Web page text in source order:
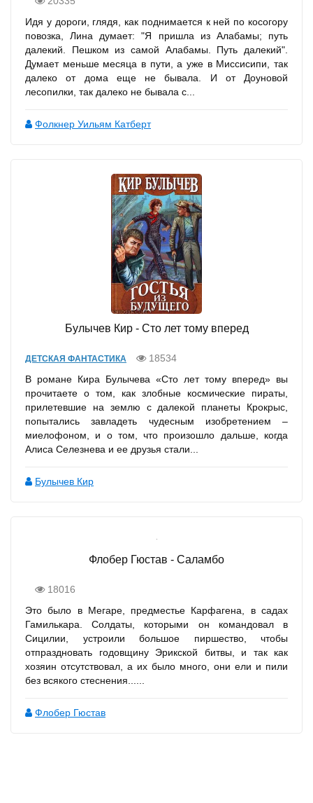
Идя у дороги, глядя, как поднимается к ней по косогору
повозка, Лина думает: "Я пришла из Алабамы; путь
далекий. Пешком из самой Алабамы. Путь далекий".
Думает меньше месяца в пути, а уже в Миссисипи, так
далеко от дома еще не бывала. И от Доуновой
лесопилки, так далеко не бывала с...
Фолкнер Уильям Катберт
Булычев Кир - Сто лет тому вперед
ДЕТСКАЯ ФАНТАСТИКА
18534
В романе Кира Булычева «Сто лет тому вперед» вы
прочитаете о том, как злобные космические пираты,
прилетевшие на землю с далекой планеты Крокрыс,
попытались завладеть чудесным изобретением –
миелофоном, и о том, что произошло дальше, когда
Алиса Селезнева и ее друзья стали...
Булычев Кир
Флобер Гюстав - Саламбо
18016
Это было в Мегаре, предместье Карфагена, в садах
Гамилькара. Солдаты, которыми он командовал в
Сицилии, устроили большое пиршество, чтобы
отпраздновать годовщину Эрикской битвы, и так как
хозяин отсутствовал, а их было много, они ели и пили
без всякого стеснения......
Флобер Гюстав